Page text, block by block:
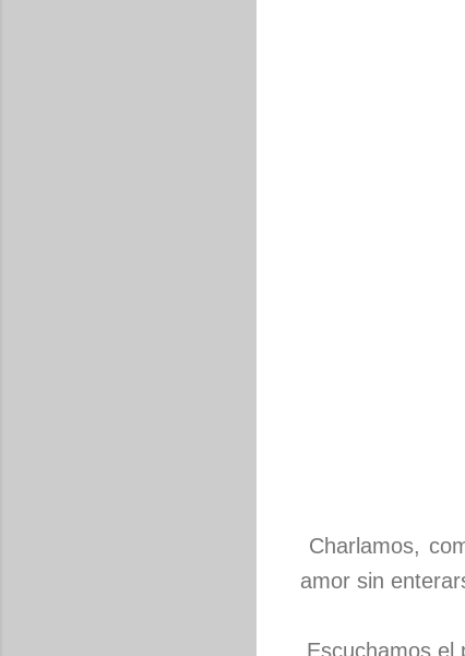
Charlamos,
amor sin
Escuchamos el